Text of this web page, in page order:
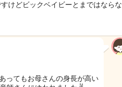
けどビックベイビーとまではならな
ってもお母さんの身長が高い